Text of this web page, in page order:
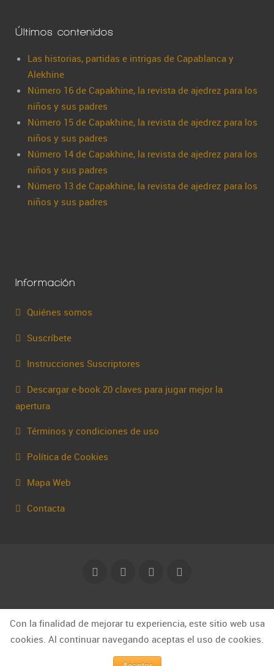
Últimos contenidos
Las historias, partidas e intrigas de Capablanca y
Alekhine
Número 16 de Capakhine, la revista de ajedrez para los
niños y sus padres
Número 15 de Capakhine, la revista de ajedrez para los
niños y sus padres
Número 14 de Capakhine, la revista de ajedrez para los
niños y sus padres
Número 13 de Capakhine, la revista de ajedrez para los
niños y sus padres
Información
Quiénes somos
Suscríbete
Instrucciones Suscriptores
Descargar e-book 20 claves para jugar mejor la
apertura
Términos y condiciones de uso
Política de Cookies
Mapa Web
Contacta
© Capakhine 2025 | capakhine@gmail.com
Con la finalidad de mejorar tu experiencia, este sitio web usa
cookies. Al continuar navegando aceptas el uso de cookies.